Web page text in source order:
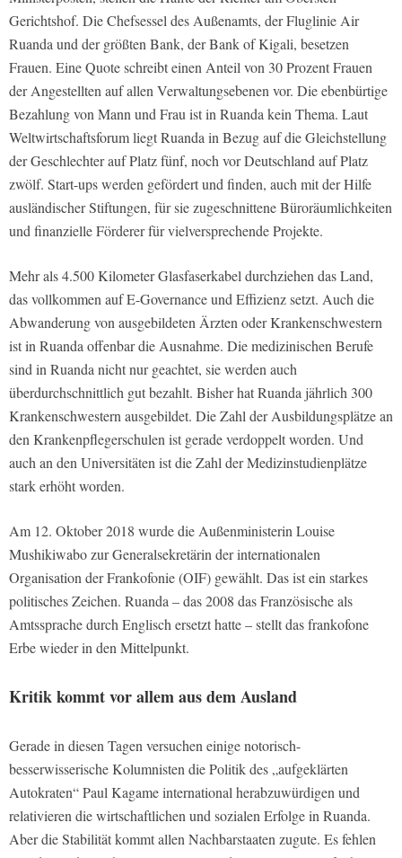
Gerichtshof. Die Chefsessel des Außenamts, der Fluglinie Air
Ruanda und der größten Bank, der Bank of Kigali, besetzen
Frauen. Eine Quote schreibt einen Anteil von 30 Prozent Frauen
der Angestellten auf allen Verwaltungsebenen vor. Die ebenbürtige
Bezahlung von Mann und Frau ist in Ruanda kein Thema. Laut
Weltwirtschaftsforum liegt Ruanda in Bezug auf die Gleichstellung
der Geschlechter auf Platz fünf, noch vor Deutschland auf Platz
zwölf. Start-ups werden gefördert und finden, auch mit der Hilfe
ausländischer Stiftungen, für sie zugeschnittene Büroräumlichkeiten
und finanzielle Förderer für vielversprechende Projekte.
Mehr als 4.500 Kilometer Glasfaserkabel durchziehen das Land,
das vollkommen auf E-Governance und Effizienz setzt. Auch die
Abwanderung von ausgebildeten Ärzten oder Krankenschwestern
ist in Ruanda offenbar die Ausnahme. Die medizinischen Berufe
sind in Ruanda nicht nur geachtet, sie werden auch
überdurchschnittlich gut bezahlt. Bisher hat Ruanda jährlich 300
Krankenschwestern ausgebildet. Die Zahl der Ausbildungsplätze an
den Krankenpflegerschulen ist gerade verdoppelt worden. Und
auch an den Universitäten ist die Zahl der Medizinstudienplätze
stark erhöht worden.
Am 12. Oktober 2018 wurde die Außenministerin Louise
Mushikiwabo zur Generalsekretärin der internationalen
Organisation der Frankofonie (OIF) gewählt. Das ist ein starkes
politisches Zeichen. Ruanda – das 2008 das Französische als
Amtssprache durch Englisch ersetzt hatte – stellt das frankofone
Erbe wieder in den Mittelpunkt.
Kritik kommt vor allem aus dem Ausland
Gerade in diesen Tagen versuchen einige notorisch-
besserwisserische Kolumnisten die Politik des „aufgeklärten
Autokraten“ Paul Kagame international herabzuwürdigen und
relativieren die wirtschaftlichen und sozialen Erfolge in Ruanda.
Aber die Stabilität kommt allen Nachbarstaaten zugute. Es fehlen